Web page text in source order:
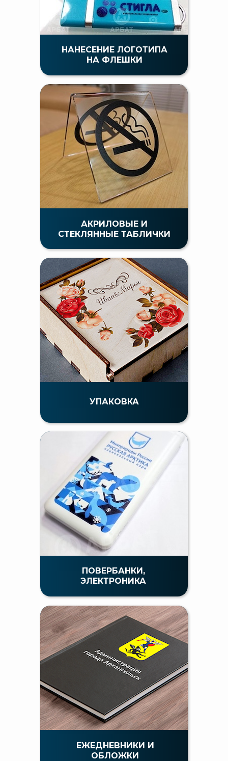
НАНЕСЕНИЕ ЛОГОТИПА
НА ФЛЕШКИ
АКРИЛОВЫЕ И
СТЕКЛЯННЫЕ ТАБЛИЧКИ
ПОВЕРБАНКИ,
ЭЛЕКТРОНИКА
ЕЖЕДНЕВНИКИ И
ОБЛОЖКИ
УПАКОВКА